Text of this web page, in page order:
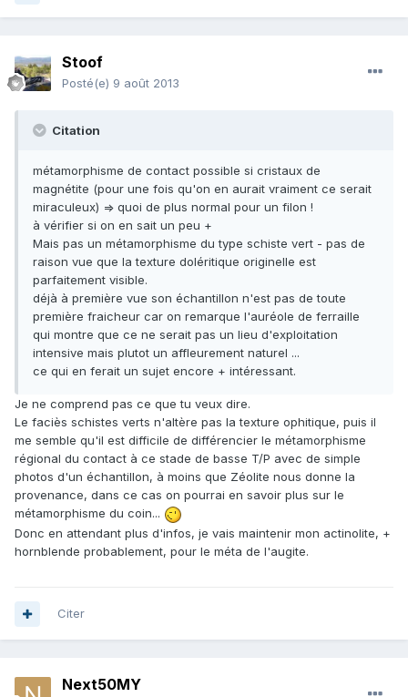
Stoof
Posté(e) 9 août 2013
Citation
métamorphisme de contact possible si cristaux de
magnétite (pour une fois qu'on en aurait vraiment ce serait
miraculeux) => quoi de plus normal pour un filon !
à vérifier si on en sait un peu +
Mais pas un métamorphisme du type schiste vert - pas de
raison vue que la texture doléritique originelle est
parfaitement visible.
déjà à première vue son échantillon n'est pas de toute
première fraicheur car on remarque l'auréole de ferraille
qui montre que ce ne serait pas un lieu d'exploitation
intensive mais plutot un affleurement naturel ...
ce qui en ferait un sujet encore + intéressant.
Je ne comprend pas ce que tu veux dire.
Le faciès schistes verts n'altère pas la texture ophitique, puis il
me semble qu'il est difficile de différencier le métamorphisme
régional du contact à ce stade de basse T/P avec de simple
photos d'un échantillon, à moins que Zéolite nous donne la
provenance, dans ce cas on pourrai en savoir plus sur le
métamorphisme du coin...
Donc en attendant plus d'infos, je vais maintenir mon actinolite, +
hornblende probablement, pour le méta de l'augite.
Citer
Next50MY